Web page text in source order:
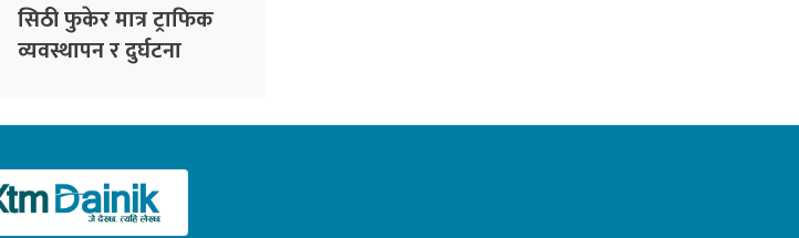
सिठी फुकेर मात्र ट्राफिक
व्यवस्थापन र दुर्घटना